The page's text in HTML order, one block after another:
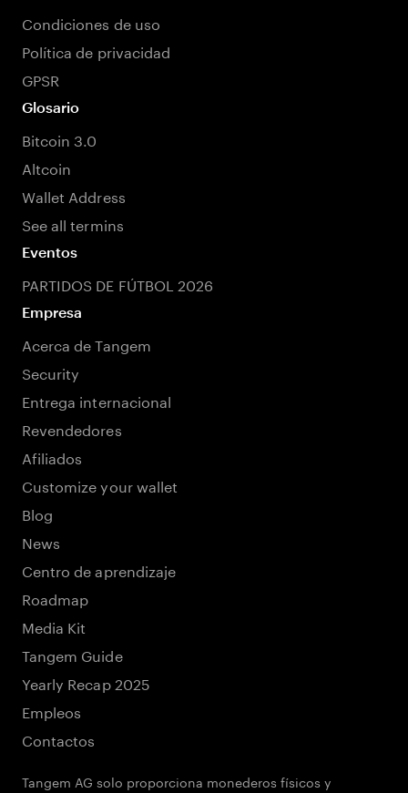
Condiciones de uso
Política de privacidad
GPSR
Glosario
Bitcoin 3.0
Altcoin
Wallet Address
See all termins
Eventos
PARTIDOS DE FÚTBOL 2026
Empresa
Acerca de Tangem
Security
Entrega internacional
Revendedores
Afiliados
Customize your wallet
Blog
News
Centro de aprendizaje
Roadmap
Media Kit
Tangem Guide
Yearly Recap 2025
Empleos
Contactos
Tangem AG solo proporciona monederos físicos y